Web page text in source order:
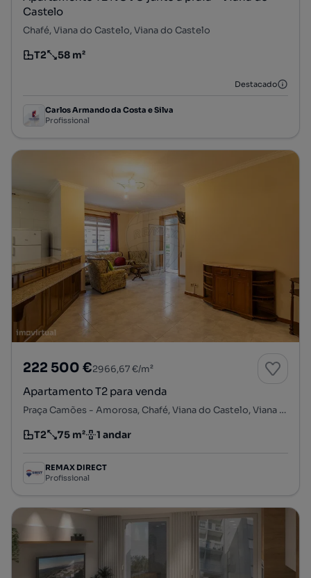
Castelo
Chafé, Viana do Castelo, Viana do Castelo
Tipologia
T2
Preço por metro quadrado
58 m²
Destacado
Carlos Armando da Costa e Silva
Profissional
222 500 €2966,67 €/m²
Apartamento T2 para venda
Praça Camões - Amorosa, Chafé, Viana do Castelo, Viana do Castelo
Tipologia
T2
Preço por metro quadrado
75 m²
Andar 1 andar
REMAX DIRECT
Profissional